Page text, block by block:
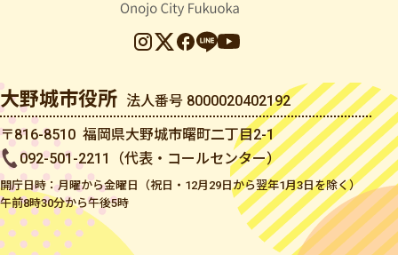
大野城市役所 法人番号 8000020402192
〒816-8510 福岡県大野城市曙町二丁目2-1
092-501-2211（代表・コールセンター）
開庁日時：月曜から金曜日（祝日・12月29日から翌年1月3日を除く）
午前8時30分から午後5時